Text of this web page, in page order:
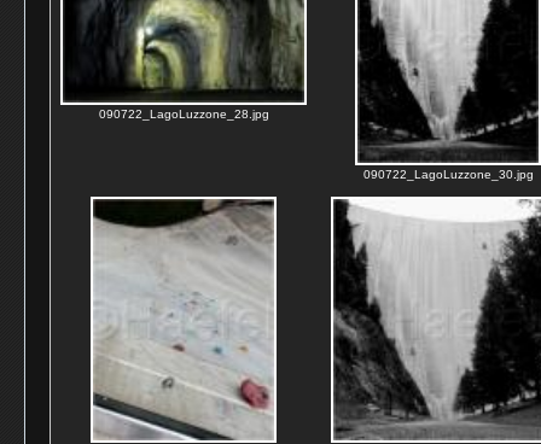
090722_LagoLuzzone_28.jpg
090722_LagoLuzzone_30.jpg